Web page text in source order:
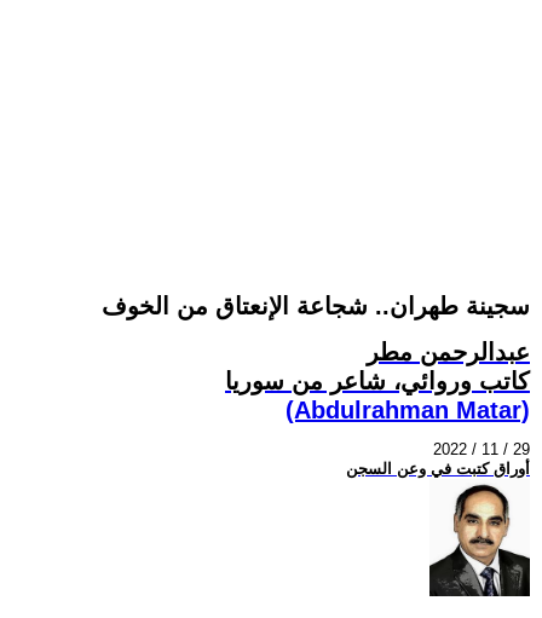
سجينة طهران.. شجاعة الإنعتاق من الخوف
عبدالرحمن مطر
كاتب وروائي، شاعر من سوريا
(Abdulrahman Matar)
2022 / 11 / 29
أوراق كتبت في وعن السجن